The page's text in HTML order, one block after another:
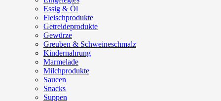
Essig & Öl
Fleischprodukte
Getreideprodukte
Gewürze
Greuben & Schweineschmalz
Kindernahrung
Marmelade
Milchprodukte
Saucen
Snacks
Suppen